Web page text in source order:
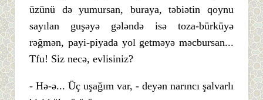
üzünü də yumursan, buraya, təbiətin qoynu
sayılan guşəyə gələndə isə toza-bürküyə
rəğmən, payi-piyada yol getməyə məcbursan...
Tfu! Siz necə, evlisiniz?
- Hə-ə... Üç uşağım var, - deyən narıncı şalvarlı